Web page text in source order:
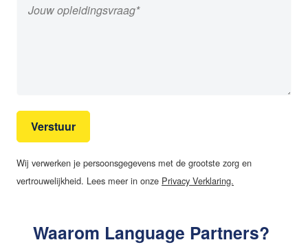
Verstuur
Wij verwerken je persoonsgegevens met de grootste zorg en
vertrouwelijkheid. Lees meer in onze Privacy Verklaring.
Waarom Language Partners?